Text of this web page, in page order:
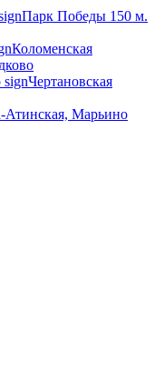
Парк Победы 150 м.
Коломенская
Чертановская
Атинская, Марьино